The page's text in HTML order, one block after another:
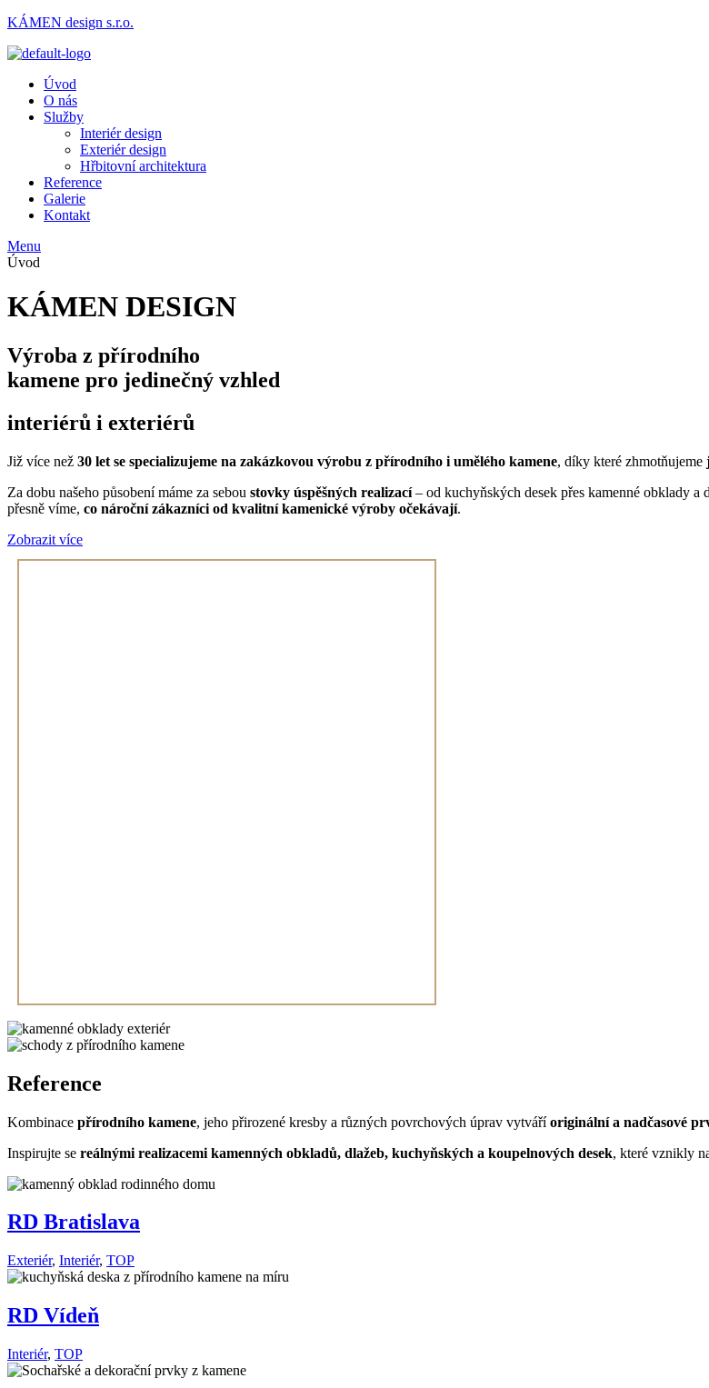
KÁMEN design s.r.o.
Úvod
O nás
Služby
Interiér design
Exteriér design
Hřbitovní architektura
Reference
Galerie
Kontakt
Menu
Úvod
KÁMEN DESIGN
Výroba z přírodního
kamene pro jedinečný vzhled
interiérů i exteriérů
Již více než 30 let se specializujeme na zakázkovou výrobu z přírodního i umělého kamene, díky které zhmotňujeme
Za dobu našeho působení máme za sebou stovky úspěšných realizací– od kuchyňských desek přes kamenné obklady
přesně víme, co nároční zákazníci od kvalitní kamenické výroby očekávají.
Zobrazit více
Reference
Kombinace přírodního kamene, jeho přirozené kresby a různých povrchových úprav vytváříoriginální a nadčasové
Inspirujte se reálnými realizacemi kamenných obkladů, dlažeb, kuchyňských a koupelnových desek, které vznikly
RD Bratislava
Exteriér, Interiér, TOP
RD Vídeň
Interiér, TOP